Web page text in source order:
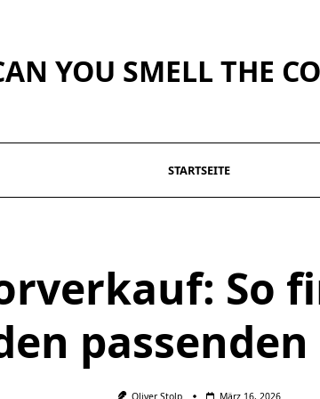
YOU SMELL THE
STARTSEITE
So
passenden
Oliver Stolp März 16, 2026